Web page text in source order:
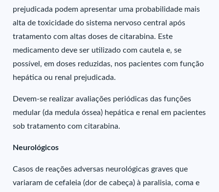
prejudicada podem apresentar uma probabilidade mais
alta de toxicidade do sistema nervoso central após
tratamento com altas doses de citarabina. Este
medicamento deve ser utilizado com cautela e, se
possível, em doses reduzidas, nos pacientes com função
hepática ou renal prejudicada.
Devem-se realizar avaliações periódicas das funções
medular (da medula óssea) hepática e renal em pacientes
sob tratamento com citarabina.
Neurológicos
Casos de reações adversas neurológicas graves que
variaram de cefaleia (dor de cabeça) à paralisia, coma e